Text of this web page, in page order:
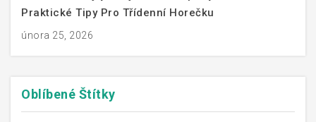
Praktické Tipy Pro Třídenní Horečku
února 25, 2026
Oblíbené Štítky